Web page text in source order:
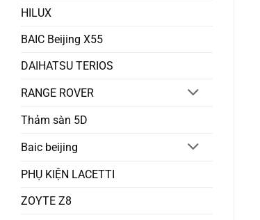
HILUX
BAIC Beijing X55
DAIHATSU TERIOS
RANGE ROVER
Thảm sàn 5D
Baic beijing
PHỤ KIỆN LACETTI
ZOYTE Z8